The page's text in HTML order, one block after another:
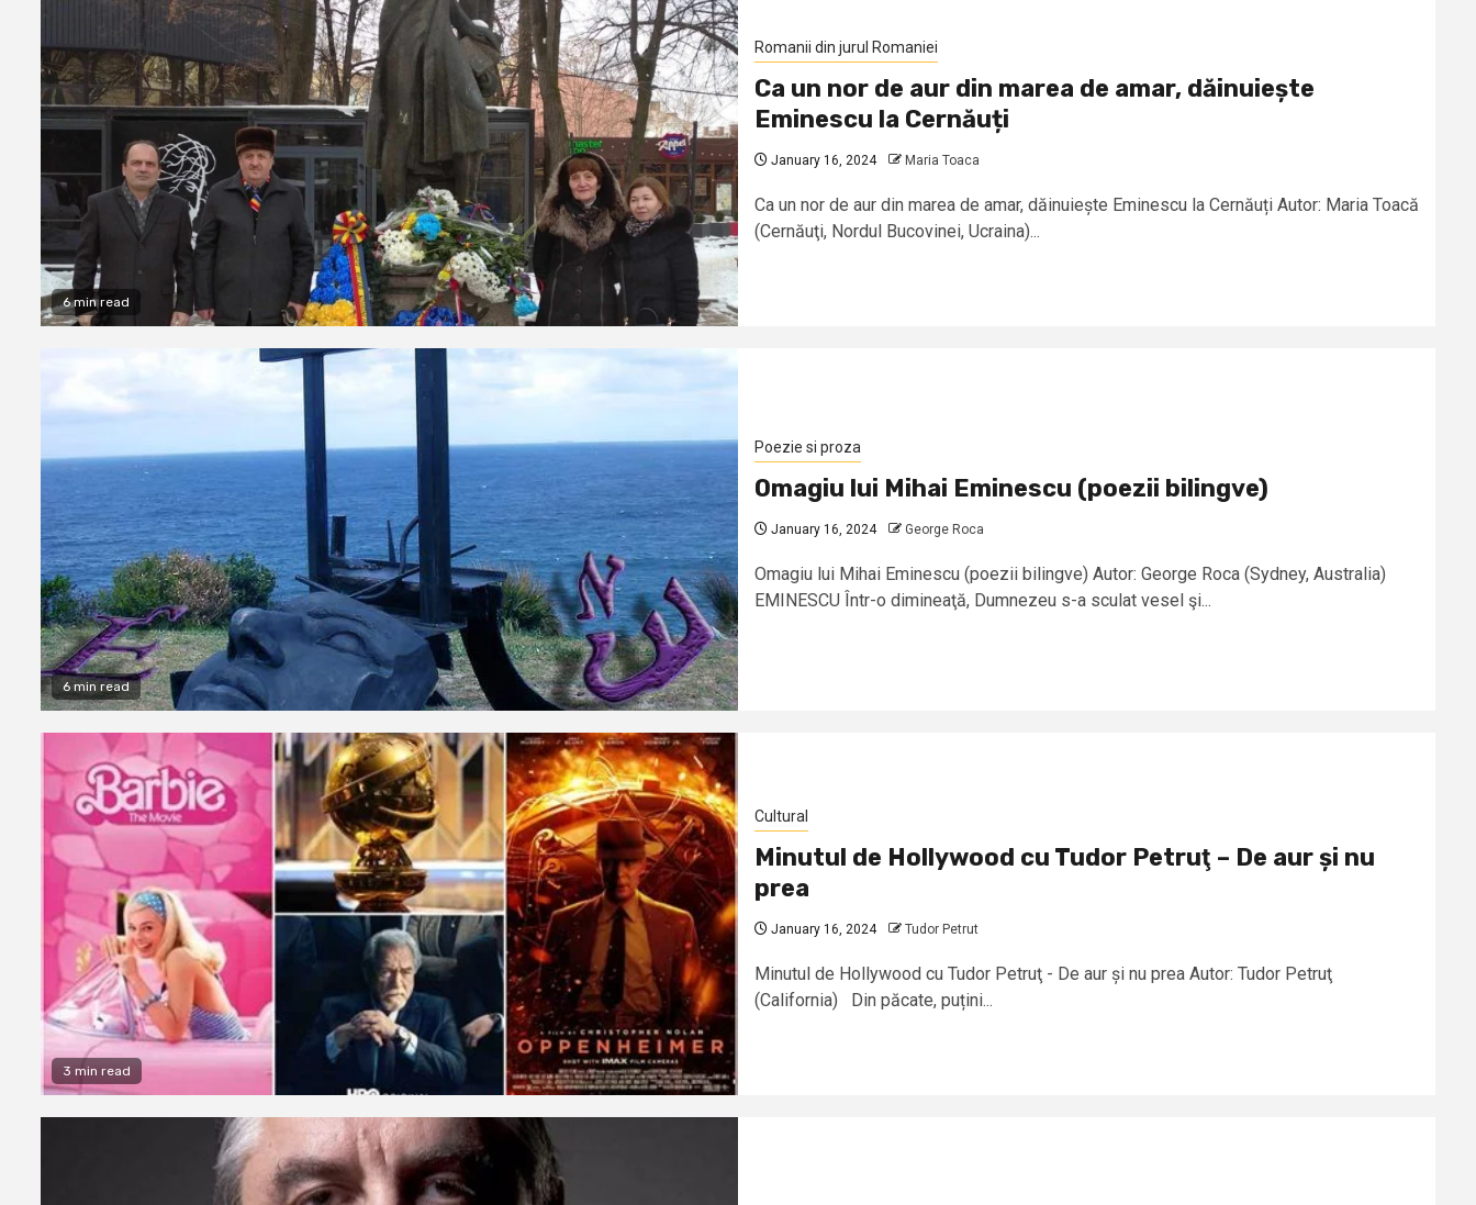
6 min read
Romanii din jurul Romaniei
Ca un nor de aur din marea de amar, dăinuiește
Eminescu la Cernăuți
January 16, 2024 Maria Toaca
Ca un nor de aur din marea de amar, dăinuiește Eminescu la Cernăuți Autor: Maria Toacă
(Cernăuţi, Nordul Bucovinei, Ucraina)...
6 min read
Poezie si proza
Omagiu lui Mihai Eminescu (poezii bilingve)
January 16, 2024 George Roca
Omagiu lui Mihai Eminescu (poezii bilingve) Autor: George Roca (Sydney, Australia)
EMINESCU Într-o dimineaţă, Dumnezeu s-a sculat vesel şi...
3 min read
Cultural
Minutul de Hollywood cu Tudor Petruţ – De aur și nu
prea
January 16, 2024 Tudor Petrut
Minutul de Hollywood cu Tudor Petruţ - De aur și nu prea Autor: Tudor Petruţ
(California) Din păcate, puțini...